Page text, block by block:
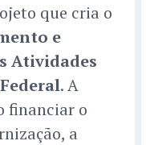
que cria o
e
Atividades
. A
financiar o
a